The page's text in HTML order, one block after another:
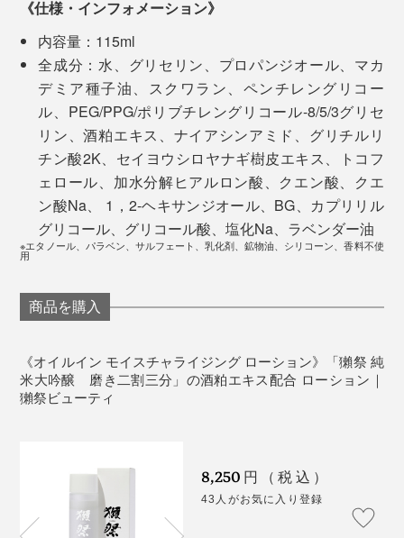
お酒自体にも豊富なアミノ酸が含まれていますが、それ
以上にアミノ酸を多く含むのが酒粕。そのエキスには、
米を微生物の力で発酵させた高保湿成分がたっぷり含ま
れているにもかかわらず、ほぼ廃棄されている現実。
日本が誇るべき美容文化を、『獺祭』を通じて世界に広
めたい。日本酒を飲まない人にも、肌で『獺祭』を味わ
そんな想いから、試行錯誤がスタート。
美容家の山本未奈子氏を監修者に迎え、「獺祭らしい上
質さや洗練を、肌で感じられるコスメ」をコンセプト
に、開発が始まりました。
まだ使い続けて３週間ですが、肌がもっちりしてワント
ーン明るくなり、肌時計が巻き戻ったよう。『獺祭』の
本気を感じます。
パッケージのデザインもユニセックスで、スキンケアに
時間をかけたくない、あれこれ買い揃えるのが面倒とい
《仕様・インフォメーション》
内容量：115ml
全成分：水、グリセリン、プロパンジオール、マカ
デミア種子油、スクワラン、ペンチレングリコー
ル、PEG/PPG/ポリブチレングリコール-8/5/3グリセ
リン、酒粕エキス、ナイアシンアミド、グリチルリ
チン酸2K、セイヨウシロヤナギ樹皮エキス、トコフ
ェロール、加水分解ヒアルロン酸、クエン酸、クエ
ン酸Na、 1，2-ヘキサンジオール、BG、カプリリル
グリコール、グリコール酸、塩化Na、ラベンダー油
※エタノール、パラベン、サルフェート、乳化剤、鉱物油、シリコーン、香料不使
用
商品を購入
《オイルイン モイスチャライジング ローション》「獺祭 純
米大吟醸 磨き二割三分」の酒粕エキス配合 ローション｜
獺祭ビューティ
8,250 円（税込）
43人がお気に入り登録